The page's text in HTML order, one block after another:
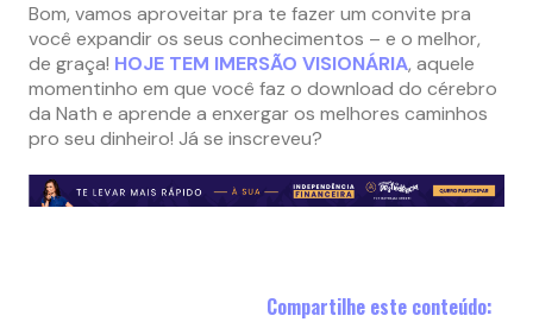
Bom, vamos aproveitar pra te fazer um convite pra
você expandir os seus conhecimentos – e o melhor,
de graça! HOJE TEM IMERSÃO VISIONÁRIA, aquele
momentinho em que você faz o download do cérebro
da Nath e aprende a enxergar os melhores caminhos
pro seu dinheiro! Já se inscreveu?
Compartilhe este conteúdo: